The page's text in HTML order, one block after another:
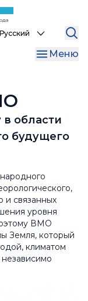
Select
language
Меню
области
будущего
и связанных
уровня
ВМО
Земля, который
климатом